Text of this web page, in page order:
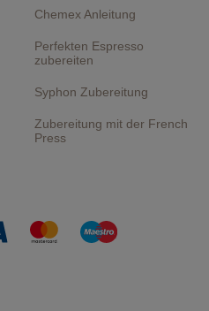
Chemex Anleitung
Perfekten Espresso
zubereiten
Syphon Zubereitung
Zubereitung mit der French
Press